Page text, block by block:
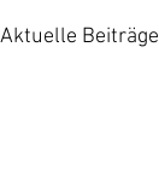
Aktuelle Beiträge